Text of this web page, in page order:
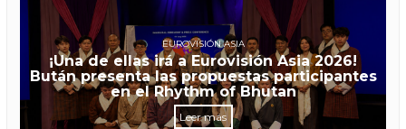
EUROVISIÓN ASIA
¡Una de ellas irá a Eurovisión Asia 2026!
Bután presenta las propuestas participantes
en el Rhythm of Bhutan
Leer más